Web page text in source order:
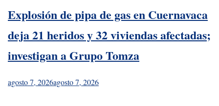
Explosión de pipa de gas en Cuernavaca
deja 21 heridos y 32 viviendas afectadas;
investigan a Grupo Tomza
agosto 7, 2026agosto 7, 2026